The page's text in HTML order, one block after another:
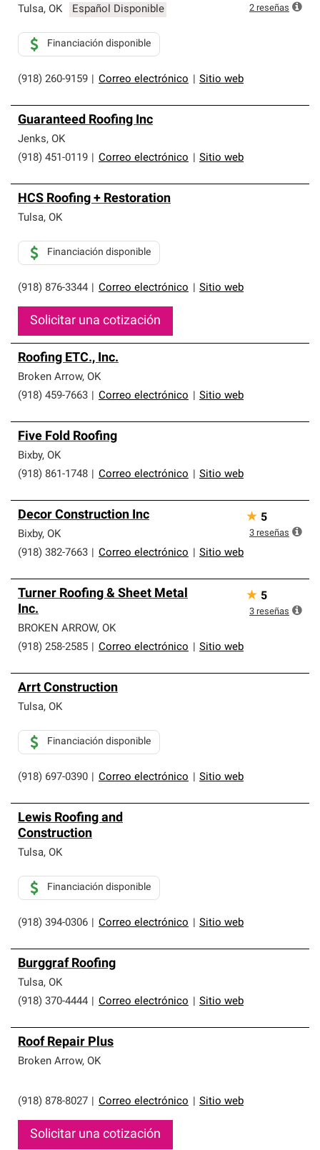
Tulsa, OK Español Disponible
(918) 260-9159 Correo electrónico Sitio web
Financiación disponible
2 reseñas
Guaranteed Roofing Inc
Jenks, OK
(918) 451-0119
Correo electrónico Sitio web
HCS Roofing + Restoration
Tulsa, OK
(918) 876-3344 Correo electrónico Sitio web
Financiación disponible
Solicitar una cotización
Roofing ETC., Inc.
Broken Arrow, OK
(918) 459-7663
Correo electrónico Sitio web
Five Fold Roofing
Bixby, OK
(918) 861-1748
Correo electrónico Sitio web
Decor Construction Inc
Bixby, OK
(918) 382-7663
Correo electrónico Sitio web
★ 5
3 reseñas
Turner Roofing & Sheet Metal
Inc.
BROKEN ARROW, OK
(918) 258-2585
Correo electrónico Sitio web
★ 5
3 reseñas
Arrt Construction
Tulsa, OK
(918) 697-0390 Correo electrónico Sitio web
Financiación disponible
Lewis Roofing and
Construction
Tulsa, OK
(918) 394-0306 Correo electrónico Sitio web
Financiación disponible
Burggraf Roofing
Tulsa, OK
(918) 370-4444
Correo electrónico Sitio web
Roof Repair Plus
Broken Arrow, OK
(918) 878-8027 Correo electrónico Sitio web
Solicitar una cotización